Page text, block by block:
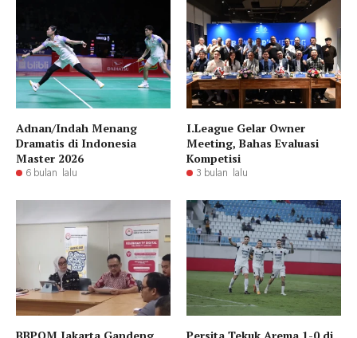
Adnan/Indah Menang
Dramatis di Indonesia
Master 2026
6 bulan lalu
I.League Gelar Owner
Meeting, Bahas Evaluasi
Kompetisi
3 bulan lalu